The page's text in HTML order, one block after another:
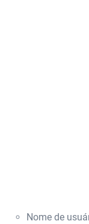
Nome de